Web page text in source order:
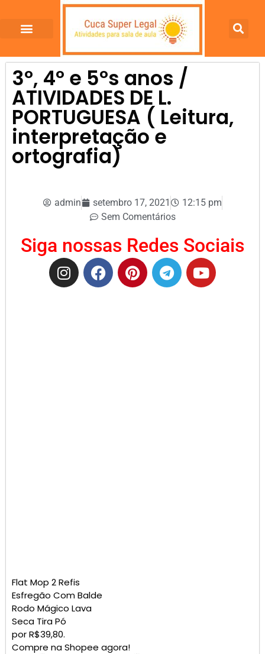
3º, 4º e 5ºs anos /
ATIVIDADES DE L.
PORTUGUESA ( Leitura,
interpretação e
ortografia)
admin setembro 17, 2021
12:15 pm
Sem Comentários
Siga nossas Redes Sociais
Flat Mop 2 Refis
Esfregão Com Balde
Rodo Mágico Lava
Seca Tira Pó
por R$39,80.
Compre na Shopee agora!